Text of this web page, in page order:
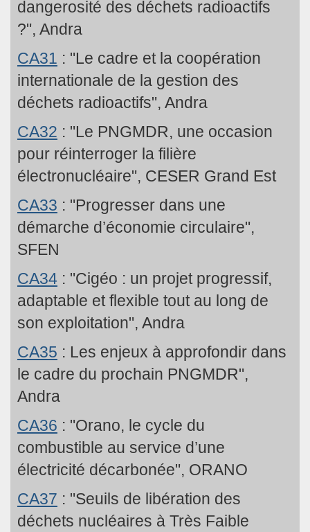
dangerosité des déchets radioactifs
?", Andra
CA31 : "Le cadre et la coopération
internationale de la gestion des
déchets radioactifs", Andra
CA32 : "Le PNGMDR, une occasion
pour réinterroger la filière
électronucléaire", CESER Grand Est
CA33 : "Progresser dans une
démarche d’économie circulaire",
SFEN
CA34 : "Cigéo : un projet progressif,
adaptable et flexible tout au long de
son exploitation", Andra
CA35 : Les enjeux à approfondir dans
le cadre du prochain PNGMDR",
Andra
CA36 : "Orano, le cycle du
combustible au service d’une
électricité décarbonée", ORANO
CA37 : "Seuils de libération des
déchets nucléaires à Très Faible